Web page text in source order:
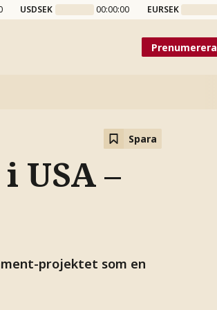
USDSEK 00:00:00 EURSEK
Prenumerera
Spara
USA –
projektet som en